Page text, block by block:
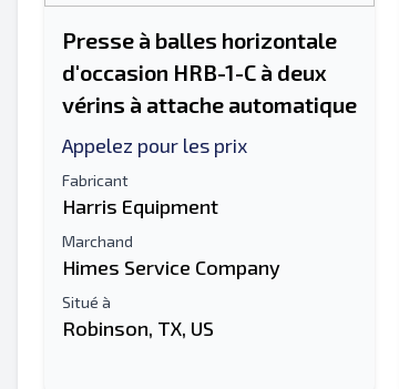
Presse à balles horizontale
d'occasion HRB-1-C à deux
vérins à attache automatique
Appelez pour les prix
Fabricant
Harris Equipment
Marchand
Himes Service Company
Situé à
Robinson, TX, US